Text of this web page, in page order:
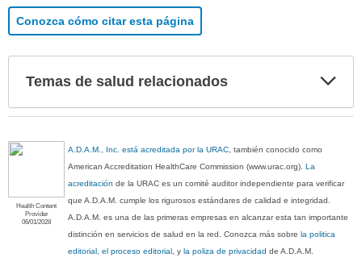
Conozca cómo citar esta página
Temas de salud relacionados
Health Content
Provider
06/01/2028
A.D.A.M., Inc. está acreditada por la URAC , también conocido como
American Accreditation HealthCare Commission (www.urac.org).La
acreditación de la URAC es un comité auditor independiente para verificar
que A.D.A.M. cumple los rigurosos estándares de calidad e integridad.
A.D.A.M. es una de las primeras empresas en alcanzar esta tan importante
distinción en servicios de salud en la red. Conozca más sobrela politica
editorial, el proceso editorial , yla poliza de privacidad de A.D.A.M.